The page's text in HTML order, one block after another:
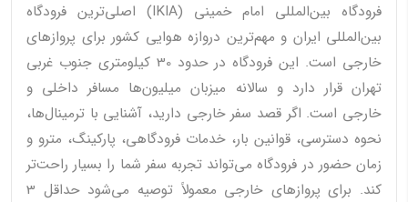
فرودگاه بین‌المللی امام خمینی (IKIA) اصلی‌ترین فرودگاه
بین‌المللی ایران و مهم‌ترین دروازه هوایی کشور برای پروازهای
خارجی است. این فرودگاه در حدود 30 کیلومتری جنوب غربی
تهران قرار دارد و سالانه میزبان میلیون‌ها مسافر داخلی و
خارجی است. اگر قصد سفر خارجی دارید، آشنایی با ترمینال‌ها،
نحوه دسترسی، قوانین بار، خدمات فرودگاهی، پارکینگ، مترو و
زمان حضور در فرودگاه می‌تواند تجربه سفر شما را بسیار راحت‌تر
کند. برای پروازهای خارجی معمولاً توصیه می‌شود حداقل 3